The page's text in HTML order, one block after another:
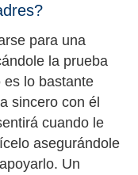
para una
la prueba
es lo bastante
sincero con él
cuando le
asegurándole
Un